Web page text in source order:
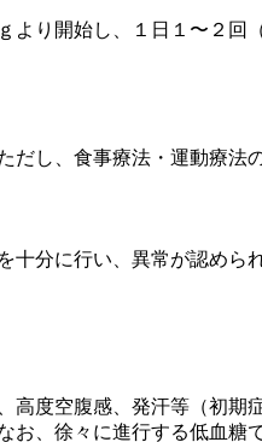
より開始し、１日１〜２
し、食事療法・運動療法
分に行い、異常が認めら
度空腹感、発汗等（初期
、徐々に進行する低血